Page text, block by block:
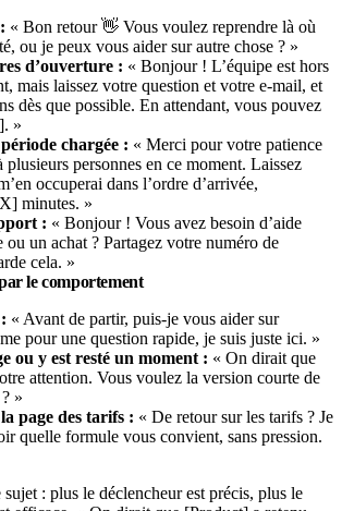
« Bon retour 👋 Vous voulez reprendre là où
ou je peux vous aider sur autre chose ? »
d’ouverture : « Bonjour ! L’équipe est hors
mais laissez votre question et votre e-mail, et
dès que possible. En attendant, vous pouvez
»
chargée : « Merci pour votre patience
personnes en ce moment. Laissez
occuperai dans l’ordre d’arrivée,
minutes. »
: « Bonjour ! Vous avez besoin d’aide
ou un achat ? Partagez votre numéro de
cela. »
le comportement
« Avant de partir, puis-je vous aider sur
pour une question rapide, je suis juste ici. »
ou y est resté un moment : « On dirait que
attention. Vous voulez la version courte de
»
page des tarifs : « De retour sur les tarifs ? Je
quelle formule vous convient, sans pression.
sujet : plus le déclencheur est précis, plus le